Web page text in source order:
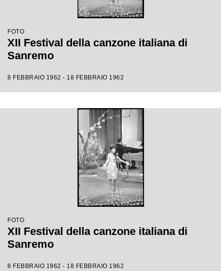
FOTO
XII Festival della canzone italiana di
Sanremo
8 FEBBRAIO 1962 - 18 FEBBRAIO 1962
FOTO
XII Festival della canzone italiana di
Sanremo
8 FEBBRAIO 1962 - 18 FEBBRAIO 1962